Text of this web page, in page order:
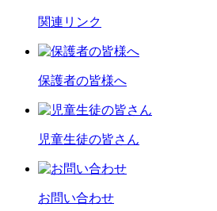
関連リンク
保護者の皆様へ
児童生徒の皆さん
お問い合わせ